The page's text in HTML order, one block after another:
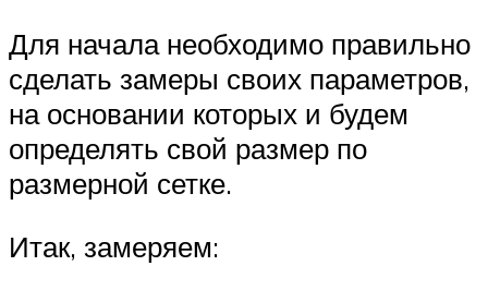
Для начала необходимо правильно
сделать замеры своих параметров,
на основании которых и будем
определять свой размер по
размерной сетке.
Итак, замеряем: